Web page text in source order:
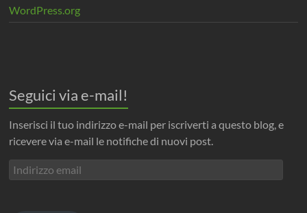
WordPress.org
Seguici via e-mail!
Inserisci il tuo indirizzo e-mail per iscriverti a questo blog, e
ricevere via e-mail le notifiche di nuovi post.
Indirizzo
email